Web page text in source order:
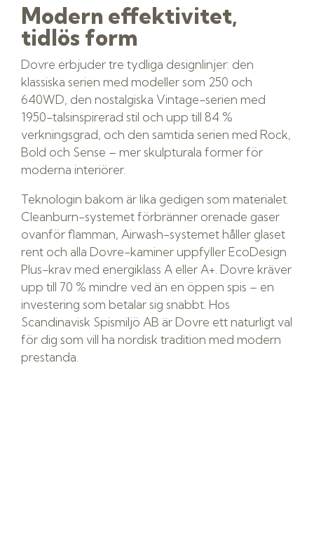
Modern effektivitet,
tidlös form
Dovre erbjuder tre tydliga designlinjer: den
klassiska serien med modeller som 250 och
640WD, den nostalgiska Vintage-serien med
1950-talsinspirerad stil och upp till 84 %
verkningsgrad, och den samtida serien med Rock,
Bold och Sense – mer skulpturala former för
moderna interiörer.
Teknologin bakom är lika gedigen som materialet.
Cleanburn-systemet förbränner orenade gaser
ovanför flamman, Airwash-systemet håller glaset
rent och alla Dovre-kaminer uppfyller EcoDesign
Plus-krav med energiklass A eller A+. Dovre kräver
upp till 70 % mindre ved än en öppen spis – en
investering som betalar sig snabbt. Hos
Scandinavisk Spismiljö AB är Dovre ett naturligt val
för dig som vill ha nordisk tradition med modern
prestanda.